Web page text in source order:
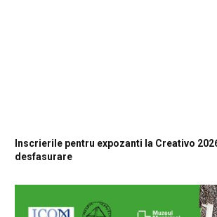
Inscrierile pentru expozanti la Creativo
desfasurare